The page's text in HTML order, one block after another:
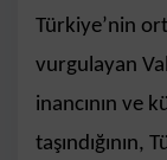
Türkiye’nin
vurgulayan
inancının ve
taşındığının,